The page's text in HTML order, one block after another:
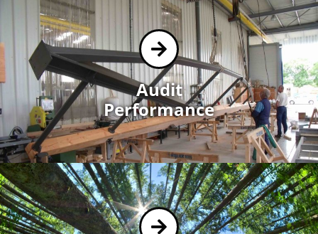
Audit
Performance